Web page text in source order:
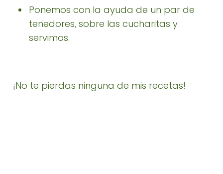
Ponemos con la ayuda de un par de
tenedores, sobre las cucharitas y
servimos.
¡No te pierdas ninguna de mis recetas!